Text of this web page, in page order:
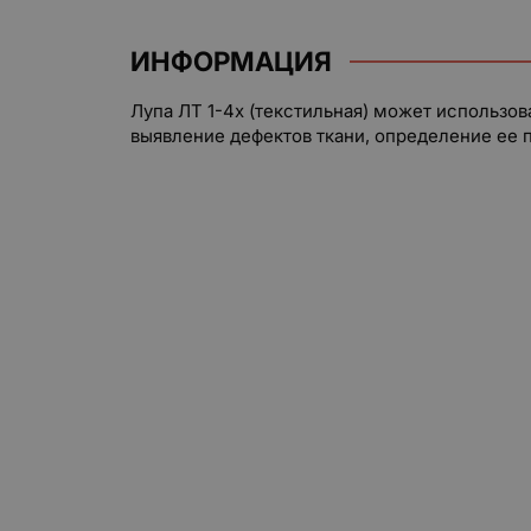
ИНФОРМАЦИЯ
Лупа ЛТ 1-4x (текстильная) может
выявление дефектов ткани, определение